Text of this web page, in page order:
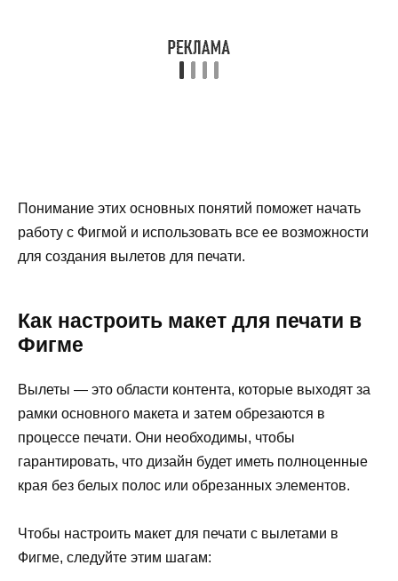
Понимание этих основных понятий поможет начать
работу с Фигмой и использовать все ее возможности
для создания вылетов для печати.
Как настроить макет для печати в
Фигме
Вылеты — это области контента, которые выходят за
рамки основного макета и затем обрезаются в
процессе печати. Они необходимы, чтобы
гарантировать, что дизайн будет иметь полноценные
края без белых полос или обрезанных элементов.
Чтобы настроить макет для печати с вылетами в
Фигме, следуйте этим шагам: